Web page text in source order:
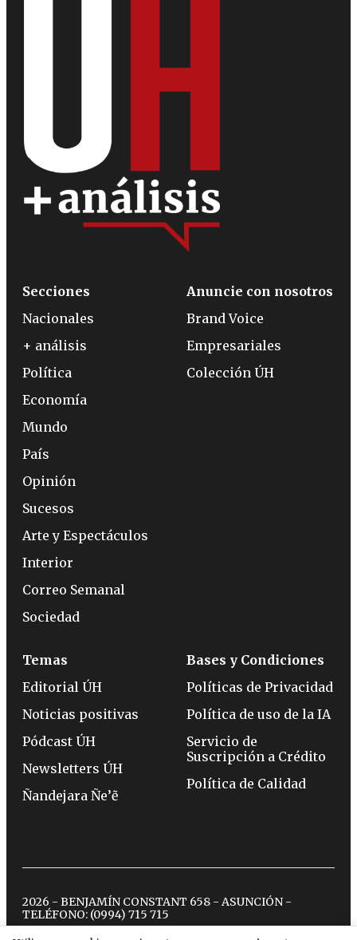
Secciones
Nacionales
+ análisis
Política
Economía
Mundo
País
Opinión
Sucesos
Arte y Espectáculos
Interior
Correo Semanal
Sociedad
Anuncie con nosotros
Brand Voice
Empresariales
Colección ÚH
Temas
Editorial ÚH
Noticias positivas
Pódcast ÚH
Newsletters ÚH
Ñandejara Ñe’ẽ
Bases y Condiciones
Políticas de Privacidad
Política de uso de la IA
Servicio de
Suscripción a Crédito
Política de Calidad
2026 - BENJAMÍN CONSTANT 658 - ASUNCIÓN -
TELÉFONO: (0994) 715 715